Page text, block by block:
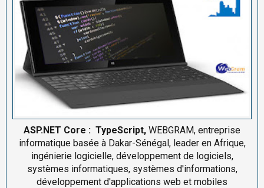
ASP.NET Core : TypeScript, WEBGRAM, entreprise
informatique basée à Dakar-Sénégal, leader en Afrique,
ingénierie logicielle, développement de logiciels,
systèmes informatiques, systèmes d'informations,
développement d'applications web et mobiles